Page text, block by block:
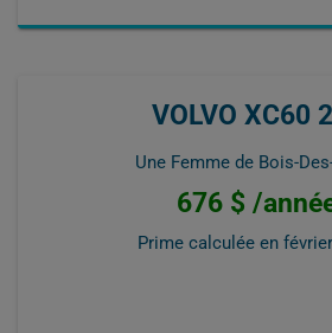
VOLVO XC60
Une Femme de Bois-
676 $ /
Prime calculée en